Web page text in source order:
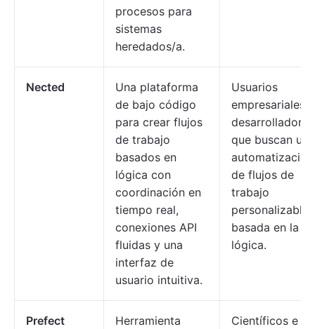
procesos para
sistemas
heredados/a.
Nected
Una plataforma
de bajo código
para crear flujos
de trabajo
basados en
lógica con
coordinación en
tiempo real,
conexiones API
fluidas y una
interfaz de
usuario intuitiva.
Usuarios
empresariales y
desarrolladores
que buscan una
automatización
de flujos de
trabajo
personalizable
basada en la
lógica.
Prefect
Herramienta
Científicos e